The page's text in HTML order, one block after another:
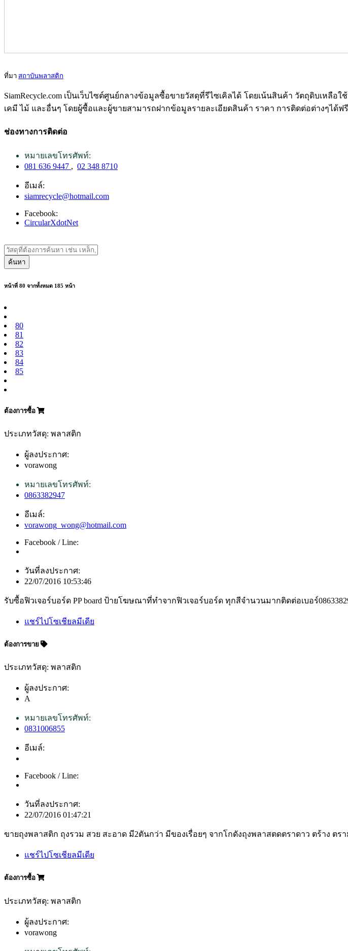
ที่มา สถาบันพลาสติก
SiamRecycle.com เป็นเว็บไซต์ศูนย์กลางข้อมูลซื้อขายวัสดุที่รีไซเคิลได้ โดยเน้นสินค้า วัตถุดิบเหลื
เคมี ไม้ และอื่นๆ โดยผู้ซื้อและผู้ขายสามารถฝากข้อมูลรายละเอียดสินค้า ราคา การติดต่อต่างๆได้ฟ
ช่องทางการติดต่อ
หมายเลขโทรศัพท์:
081 636 9447 , 02 348 8710
อีเมล์:
siamrecycle@hotmail.com
Facebook:
CircularXdotNet
ค้นหา
หน้าที่ 80 จากทั้งหมด 185 หน้า
80
81
82
83
84
85
ต้องการซื้อ
ประเภทวัสดุ: พลาสติก
ผู้ลงประกาศ:
vorawong
หมายเลขโทรศัพท์:
0863382947
อีเมล์:
vorawong_wong@hotmail.com
Facebook / Line:
วันที่ลงประกาศ:
22/07/2016 10:53:46
รับซื้อฟิวเจอร์บอร์ด PP board ป้ายโฆษณาที่ทำจากฟิวเจอร์บอร์ด ทุกสีจำนวนมากติดต่อเบอร์
แชร์ไปโซเชียลมีเดีย
ต้องการขาย
ประเภทวัสดุ: พลาสติก
ผู้ลงประกาศ:
A
หมายเลขโทรศัพท์:
0831006855
อีเมล์:
Facebook / Line:
วันที่ลงประกาศ:
22/07/2016 01:47:21
ขายถุงพลาสติก ถุงรวม สวย สะอาด มี2ตันกว่า มีของเรื่อยๆ จากโกดังถุงพลาสตดตราดาว ตร้าง ตร
แชร์ไปโซเชียลมีเดีย
ต้องการซื้อ
ประเภทวัสดุ: พลาสติก
ผู้ลงประกาศ:
vorawong